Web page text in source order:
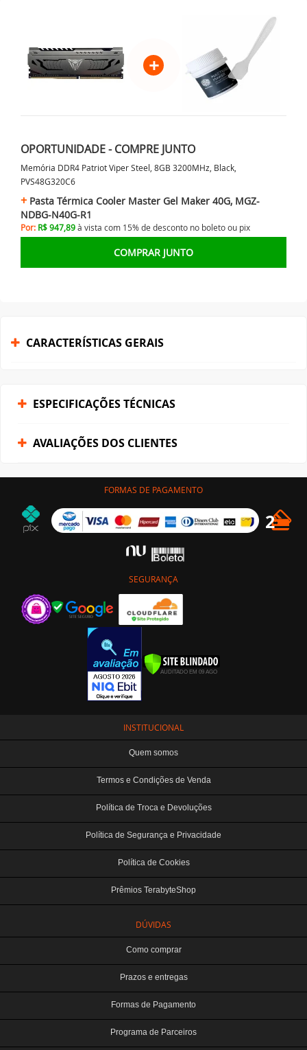
+
OPORTUNIDADE - COMPRE JUNTO
Memória DDR4 Patriot Viper Steel, 8GB 3200MHz, Black,
PVS48G320C6
Pasta Térmica Cooler Master Gel Maker 40G, MGZ-
NDBG-N40G-R1
Por: R$ 947,89à vista com 15% de desconto no boleto ou pix
COMPRAR JUNTO
CARACTERÍSTICAS GERAIS
ESPECIFICAÇÕES TÉCNICAS
AVALIAÇÕES DOS CLIENTES
FORMAS DE PAGAMENTO
SEGURANÇA
INSTITUCIONAL
Quem somos
Termos e Condições de Venda
Política de Troca e Devoluções
Política de Segurança e Privacidade
Política de Cookies
Prêmios TerabyteShop
DÚVIDAS
Como comprar
Prazos e entregas
Formas de Pagamento
Programa de Parceiros